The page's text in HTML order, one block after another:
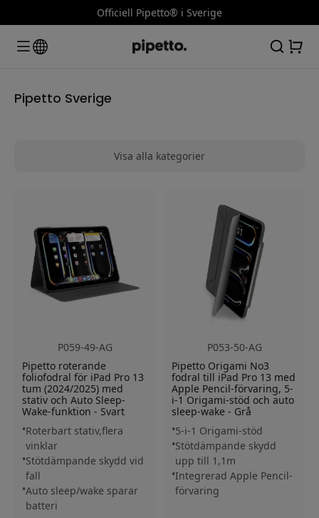
Officiell Pipetto® i Sverige
Pipetto Sverige
Visa alla kategorier
P059-49-AG
Pipetto roterande
foliofodral för iPad Pro 13
tum (2024/2025) med
stativ och Auto Sleep-
Wake-funktion - Svart
Roterbart stativ,flera
vinklar
Stötdämpande skydd vid
fall
Auto sleep/wake sparar
batteri
P053-50-AG
Pipetto Origami No3
fodral till iPad Pro 13 med
Apple Pencil-förvaring, 5-
i-1 Origami-stöd och auto
sleep-wake - Grå
5-i-1 Origami-stöd
Stötdämpande skydd
upp till 1,1m
Integrerad Apple Pencil-
förvaring